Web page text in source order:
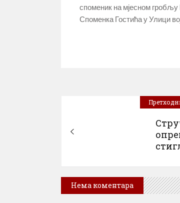
споменик на мјесном
Споменка Гостића у Улици
Нема коментара